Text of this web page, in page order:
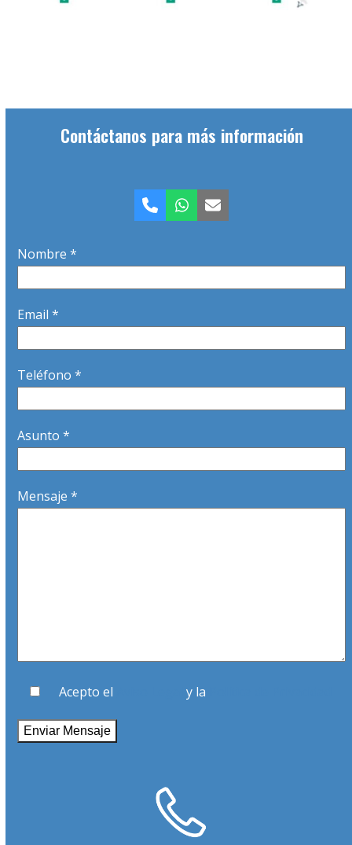
Contáctanos para más información
Teléfono
Whatsapp
Correo
electrónico
Nombre *
Email *
Teléfono *
Asunto *
Mensaje *
Acepto el y la